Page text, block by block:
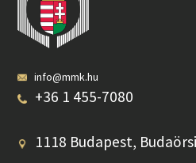
info@mmk.hu
+36 1 455-7080
1118 Budapest,